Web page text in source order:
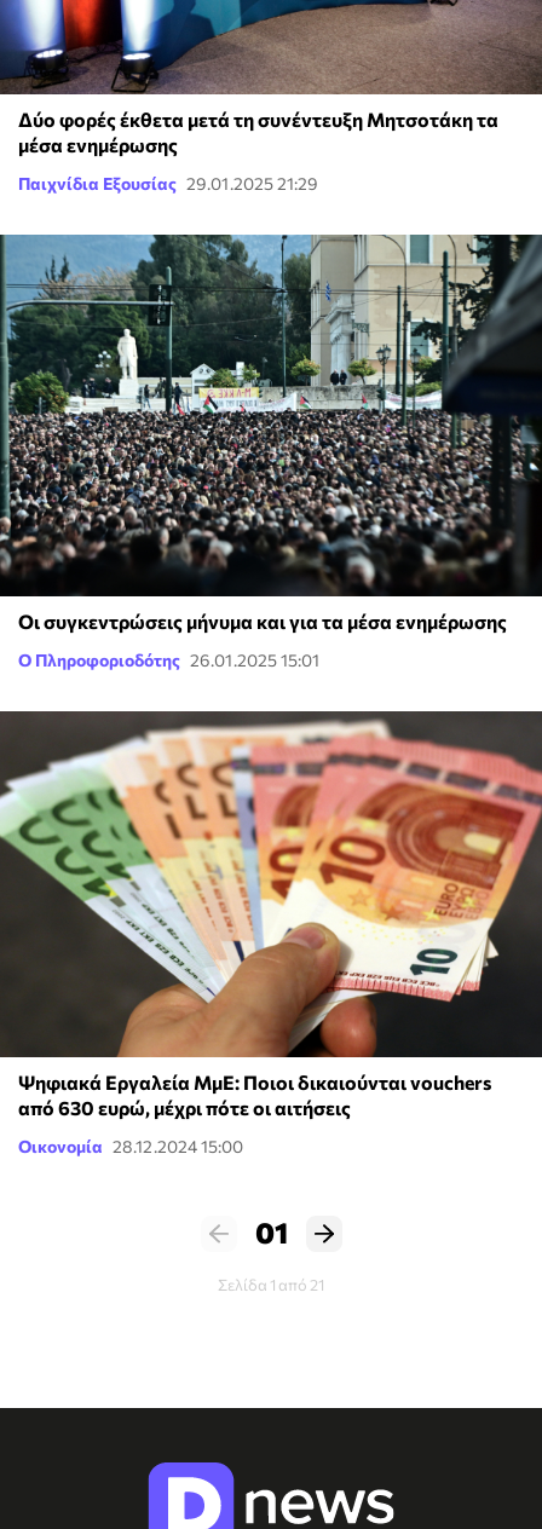
Δύο φορές έκθετα μετά τη συνέντευξη Μητσοτάκη τα
μέσα ενημέρωσης
Παιχνίδια Εξουσίας 29.01.2025 21:29
Οι συγκεντρώσεις μήνυμα και για τα μέσα ενημέρωσης
Ο Πληροφοριοδότης 26.01.2025 15:01
Ψηφιακά Εργαλεία ΜμΕ: Ποιοι δικαιούνται vouchers
από 630 ευρώ, μέχρι πότε οι αιτήσεις
Οικονομία 28.12.2024 15:00
01
Σελίδα 1 από 21